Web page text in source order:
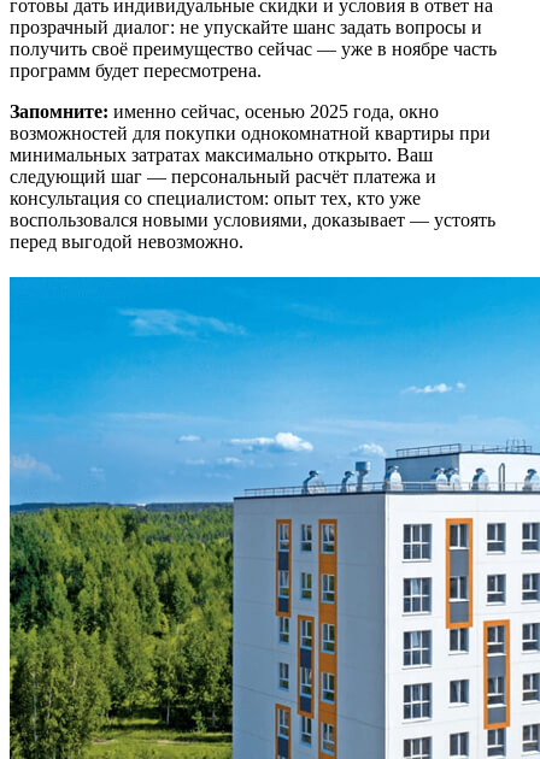
готовы дать индивидуальные скидки и условия в ответ на
прозрачный диалог: не упускайте шанс задать вопросы и
получить своё преимущество сейчас — уже в ноябре часть
программ будет пересмотрена.
Запомните: именно сейчас, осенью 2025 года, окно
возможностей для покупки однокомнатной квартиры при
минимальных затратах максимально открыто. Ваш
следующий шаг — персональный расчёт платежа и
консультация со специалистом: опыт тех, кто уже
воспользовался новыми условиями, доказывает — устоять
перед выгодой невозможно.